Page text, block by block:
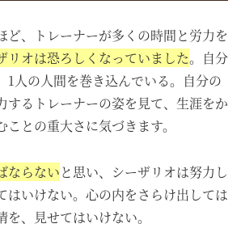
ど、トレーナーが多くの時間と労力を
リオは恐ろしくなっていました。自分
1人の人間を巻き込んでいる。自分の
するトレーナーの姿を見て、生涯をか
との重大さに気づきます。
ならないと思い、シーザリオは努力し
はいけない。心の内をさらけ出しては
、見せてはいけない。